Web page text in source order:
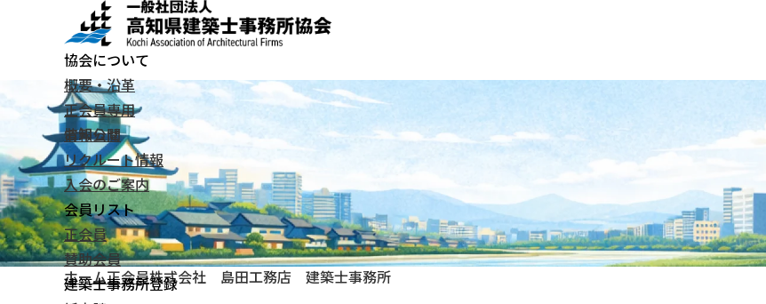
協会について
概要・沿革
正会員専用
情報公開
リクルート情報
入会のご案内
会員リスト
正会員
賛助会員
建築士事務所登録
お知らせ
ホーム正会員株式会社 島田工務店 建築士事務所